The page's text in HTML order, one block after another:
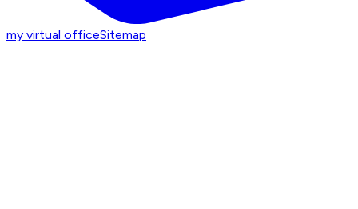
my virtual officeSitemap